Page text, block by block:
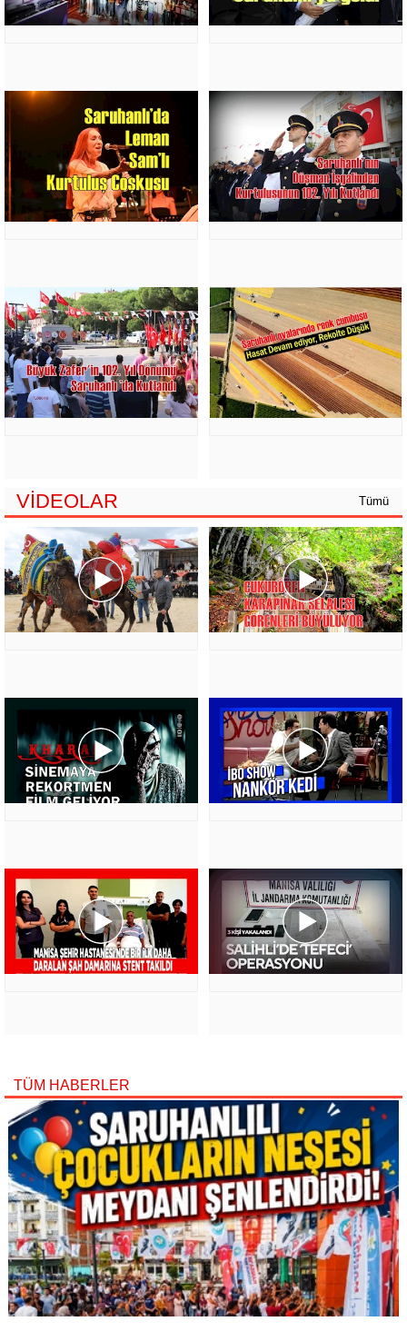
FESİHTE
DİKKAT
VİDEOLAR Tümü
TÜM HABERLER